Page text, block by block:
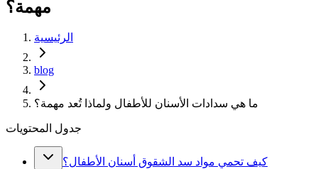
مهمة؟
الرئيسية
blog
ما هي سدادات الأسنان للأطفال ولماذا تُعد مهمة؟
جدول المحتويات
كيف تحمي مواد سد الشقوق أسنان الأطفال؟